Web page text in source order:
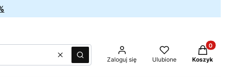
WyczyśćSzukaj Zaloguj się Ulubione
Produkty w
Koszyk